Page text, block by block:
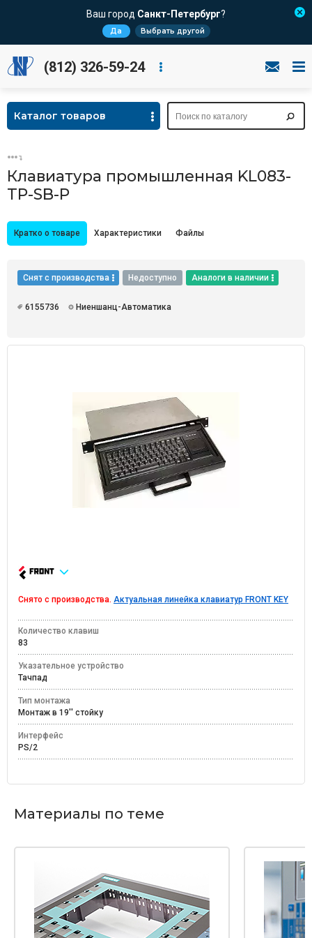
Ваш город Санкт-Петербург?
Да Выбрать другой
(812) 326-59-24
Каталог товаров
Клавиатура промышленная KL083-
TP-SB-P
Кратко о товаре Характеристики Файлы
Снят с производства Недоступно Аналоги в наличии
6155736 Ниеншанц-Автоматика
Снято с производства. Актуальная линейка клавиатур FRONT KEY
Количество клавиш
83
Указательное устройство
Тачпад
Тип монтажа
Монтаж в 19'' стойку
Интерфейс
PS/2
Материалы по теме